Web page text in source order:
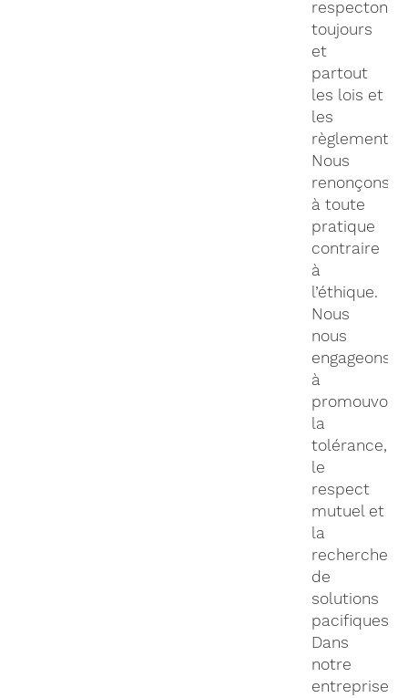
respectons
toujours
et
partout
les lois et
les
règlements.
Nous
renonçons
à toute
pratique
contraire
à
l’éthique.
Nous
nous
engageons
à
promouvoir
la
tolérance,
le
respect
mutuel et
la
recherche
de
solutions
pacifiques.
Dans
notre
entreprise,